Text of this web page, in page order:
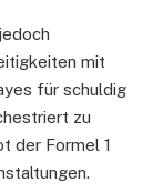
mit
für schuldig
zu
der Formel 1